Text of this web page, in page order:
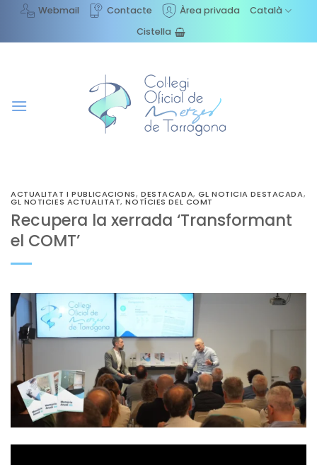
content
Webmail Contacte Àrea privada
Català
Cistella
ACTUALITAT I PUBLICACIONS,DESTACADA,GL NOTICIA DESTACADA,
GL NOTICIES ACTUALITAT,NOTÍCIES DEL COMT
Recupera la xerrada ‘Transformant
el COMT’